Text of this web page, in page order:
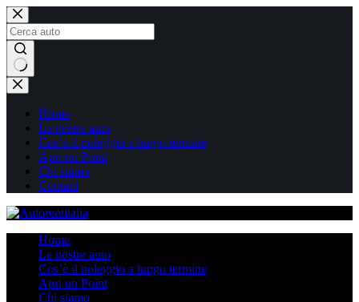
Salta
al
contenuto
Nessun
risultato
Home
Le nostre auto
Cos’è il noleggio a lungo termine
Apri un Point
Chi siamo
Contatti
Home
Le nostre auto
Cos’è il noleggio a lungo termine
Apri un Point
Chi siamo